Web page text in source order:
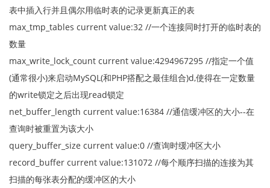
表中插入行并且偶尔用临时表的记录更新真正的表
max_tmp_tables current value:32 //一个连接同时打开的临时表的
数量
max_write_lock_count current value:4294967295 //指定一个值
(通常很小)来启动MySQL(和PHP搭配之最佳组合)d,使得在一定数量
的write锁定之后出现read锁定
net_buffer_length current value:16384 //通信缓冲区的大小--在
查询时被重置为该大小
query_buffer_size current value:0 //查询时缓冲区大小
record_buffer current value:131072 //每个顺序扫描的连接为其
扫描的每张表分配的缓冲区的大小